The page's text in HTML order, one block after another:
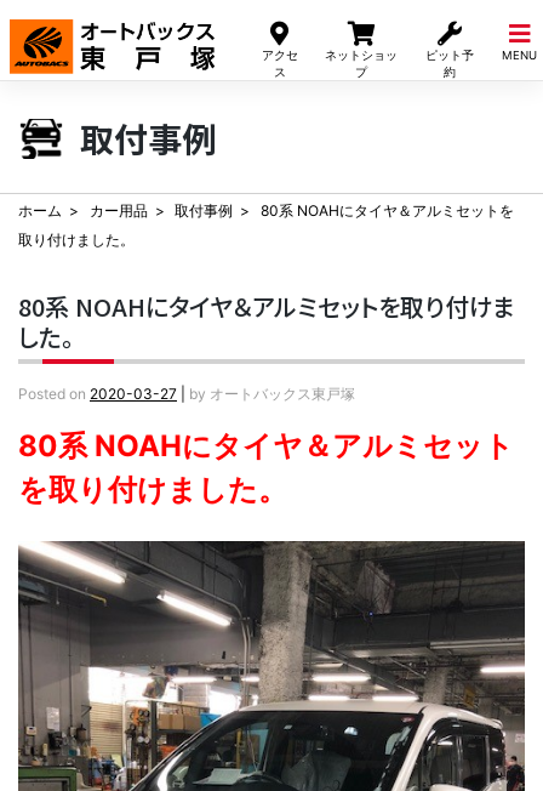
アクセ
ス
ネットショッ
プ
ピット予
約
MENU
Skip
content
取付事例
ホーム カー用品 取付事例
80系 NOAHにタイヤ＆アルミセットを
取り付けました。
80系 NOAHにタイヤ＆アルミセットを取り付けま
した。
Posted on 2020-03-27 by オートバックス東戸塚
80系 NOAHにタイヤ＆アルミセット
を取り付けました。